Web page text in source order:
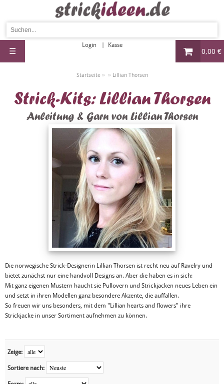
0,00 €
Login Kasse
☰
Startseite» » Lillian Thorsen
Strick-Kits: Lillian Thorsen
Anleitung & Garn von Lillian Thorsen
Die norwegische Strick-Designerin Lillian Thorsen ist recht neu auf Ravelry und
bietet zunächst nur eine handvoll Designs an. Aber die haben es in sich:
Mit ganz eigenen Mustern haucht sie Pullovern und Strickjacken neues Leben ein
und setzt in ihren Modellen ganz besondere Akzente, die auffallen.
So freuen wir uns besonders, mit dem "Lillian hearts and flowers" ihre
Strickjacke in unser Sortiment aufnehmen zu können.
Zeige:
Sortiere nach: